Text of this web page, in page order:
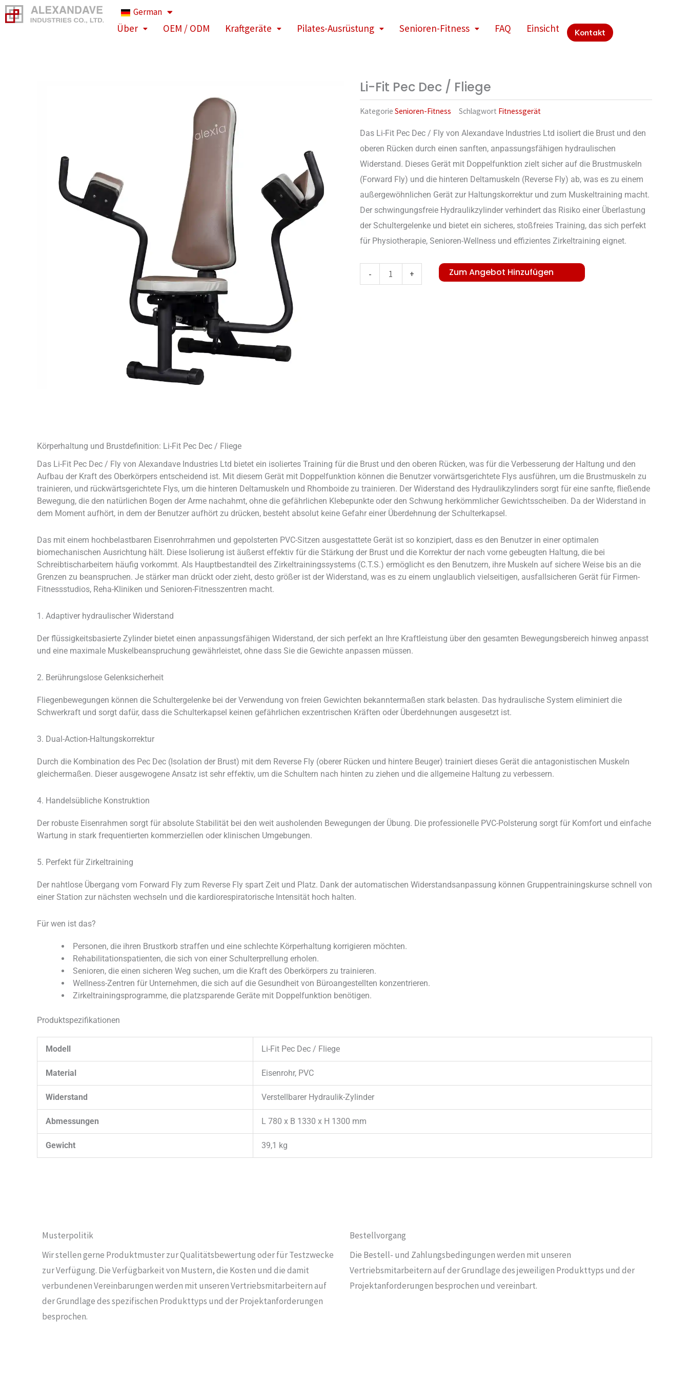
Zum
Inhalt
German
Über OEM / ODM Kraftgeräte Pilates-Ausrüstung Senioren-Fitness FAQ Einsicht Kontakt
Li-Fit Pec Dec / Fliege
Kategorie Senioren-Fitness Schlagwort Fitnessgerät
Das Li-Fit Pec Dec / Fly von Alexandave Industries Ltd isoliert die Brust und den
oberen Rücken durch einen sanften, anpassungsfähigen hydraulischen
Widerstand. Dieses Gerät mit Doppelfunktion zielt sicher auf die Brustmuskeln
(Forward Fly) und die hinteren Deltamuskeln (Reverse Fly) ab, was es zu einem
außergewöhnlichen Gerät zur Haltungskorrektur und zum Muskeltraining macht.
Der schwingungsfreie Hydraulikzylinder verhindert das Risiko einer Überlastung
der Schultergelenke und bietet ein sicheres, stoßfreies Training, das sich perfekt
für Physiotherapie, Senioren-Wellness und effizientes Zirkeltraining eignet.
-
Fit
+ Zum Angebot Hinzufügen
Körperhaltung und Brustdefinition: Li-Fit Pec Dec / Fliege
Das Li-Fit Pec Dec / Fly von Alexandave Industries Ltd bietet ein isoliertes Training für die Brust und den oberen Rücken, was für die Verbesserung der Haltung und den
Aufbau der Kraft des Oberkörpers entscheidend ist. Mit diesem Gerät mit Doppelfunktion können die Benutzer vorwärtsgerichtete Flys ausführen, um die Brustmuskeln zu
trainieren, und rückwärtsgerichtete Flys, um die hinteren Deltamuskeln und Rhomboide zu trainieren. Der Widerstand des Hydraulikzylinders sorgt für eine sanfte, fließende
Bewegung, die den natürlichen Bogen der Arme nachahmt, ohne die gefährlichen Klebepunkte oder den Schwung herkömmlicher Gewichtsscheiben. Da der Widerstand in
dem Moment aufhört, in dem der Benutzer aufhört zu drücken, besteht absolut keine Gefahr einer Überdehnung der Schulterkapsel.
Das mit einem hochbelastbaren Eisenrohrrahmen und gepolsterten PVC-Sitzen ausgestattete Gerät ist so konzipiert, dass es den Benutzer in einer optimalen
biomechanischen Ausrichtung hält. Diese Isolierung ist äußerst effektiv für die Stärkung der Brust und die Korrektur der nach vorne gebeugten Haltung, die bei
Schreibtischarbeitern häufig vorkommt. Als Hauptbestandteil des Zirkeltrainingssystems (C.T.S.) ermöglicht es den Benutzern, ihre Muskeln auf sichere Weise bis an die
Grenzen zu beanspruchen. Je stärker man drückt oder zieht, desto größer ist der Widerstand, was es zu einem unglaublich vielseitigen, ausfallsicheren Gerät für Firmen-
Fitnessstudios, Reha-Kliniken und Senioren-Fitnesszentren macht.
1. Adaptiver hydraulischer Widerstand
Der flüssigkeitsbasierte Zylinder bietet einen anpassungsfähigen Widerstand, der sich perfekt an Ihre Kraftleistung über den gesamten Bewegungsbereich hinweg anpasst
und eine maximale Muskelbeanspruchung gewährleistet, ohne dass Sie die Gewichte anpassen müssen.
2. Berührungslose Gelenksicherheit
Fliegenbewegungen können die Schultergelenke bei der Verwendung von freien Gewichten bekanntermaßen stark belasten. Das hydraulische System eliminiert die
Schwerkraft und sorgt dafür, dass die Schulterkapsel keinen gefährlichen exzentrischen Kräften oder Überdehnungen ausgesetzt ist.
3. Dual-Action-Haltungskorrektur
Durch die Kombination des Pec Dec (Isolation der Brust) mit dem Reverse Fly (oberer Rücken und hintere Beuger) trainiert dieses Gerät die antagonistischen Muskeln
gleichermaßen. Dieser ausgewogene Ansatz ist sehr effektiv, um die Schultern nach hinten zu ziehen und die allgemeine Haltung zu verbessern.
4. Handelsübliche Konstruktion
Der robuste Eisenrahmen sorgt für absolute Stabilität bei den weit ausholenden Bewegungen der Übung. Die professionelle PVC-Polsterung sorgt für Komfort und einfache
Wartung in stark frequentierten kommerziellen oder klinischen Umgebungen.
5. Perfekt für Zirkeltraining
Der nahtlose Übergang vom Forward Fly zum Reverse Fly spart Zeit und Platz. Dank der automatischen Widerstandsanpassung können Gruppentrainingskurse schnell von
einer Station zur nächsten wechseln und die kardiorespiratorische Intensität hoch halten.
Für wen ist das?
Personen, die ihren Brustkorb straffen und eine schlechte Körperhaltung korrigieren möchten.
Rehabilitationspatienten, die sich von einer Schulterprellung erholen.
Senioren, die einen sicheren Weg suchen, um die Kraft des Oberkörpers zu trainieren.
Wellness-Zentren für Unternehmen, die sich auf die Gesundheit von Büroangestellten konzentrieren.
Zirkeltrainingsprogramme, die platzsparende Geräte mit Doppelfunktion benötigen.
Produktspezifikationen
Modell Li-Fit Pec Dec / Fliege
Material Eisenrohr, PVC
Widerstand Verstellbarer Hydraulik-Zylinder
Abmessungen L 780 x B 1330 x H 1300 mm
Gewicht 39,1 kg
Musterpolitik
Wir stellen gerne Produktmuster zur Qualitätsbewertung oder für Testzwecke
zur Verfügung. Die Verfügbarkeit von Mustern, die Kosten und die damit
verbundenen Vereinbarungen werden mit unseren Vertriebsmitarbeitern auf
der Grundlage des spezifischen Produkttyps und der Projektanforderungen
besprochen.
Bestellvorgang
Die Bestell- und Zahlungsbedingungen werden mit unseren
Vertriebsmitarbeitern auf der Grundlage des jeweiligen Produkttyps und der
Projektanforderungen besprochen und vereinbart.